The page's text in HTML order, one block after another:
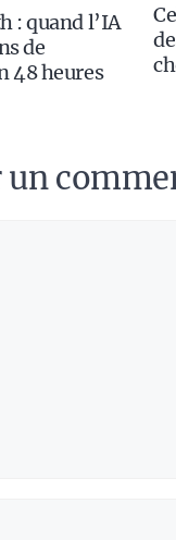
: quand l’IA
de
48 heures
un